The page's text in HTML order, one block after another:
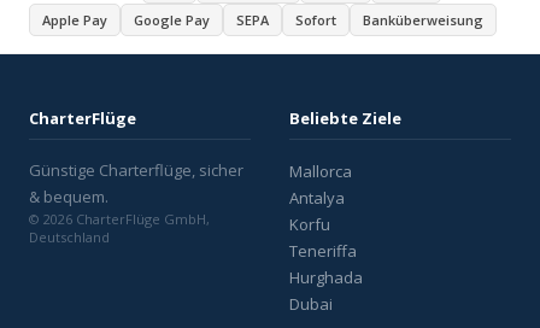
Apple Pay
Google Pay SEPA Sofort Banküberweisung
CharterFlüge
Günstige Charterflüge, sicher
& bequem.
© 2026 CharterFlüge GmbH,
Deutschland
Beliebte Ziele
Mallorca
Antalya
Korfu
Teneriffa
Hurghada
Dubai